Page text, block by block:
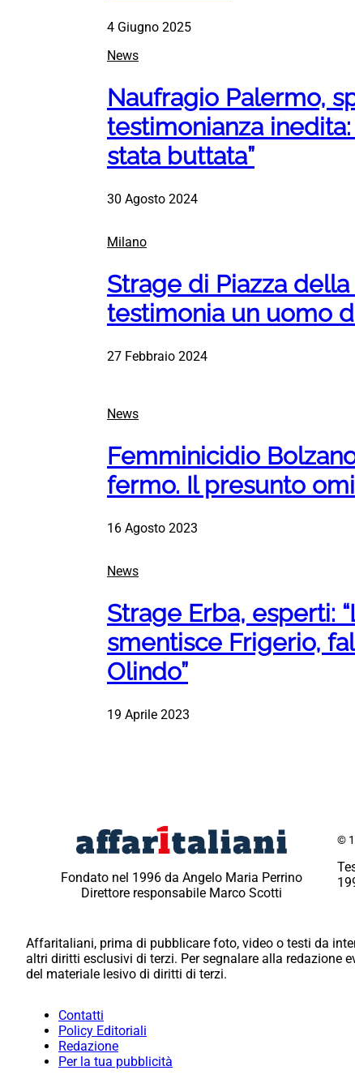
4 Giugno 2025
News
Naufragio Palermo,
testimonianza inedita:
stata buttata”
30 Agosto 2024
Milano
Strage di Piazza
testimonia un uomo
27 Febbraio 2024
News
Femminicidio
fermo. Il presunto
16 Agosto 2023
News
Strage Erba, esperti:
smentisce Frigerio,
Olindo”
19 Aprile 2023
Fondato nel 1996 da Angelo Maria Perrino
Direttore responsabile Marco Scotti
©
Affaritaliani, prima di pubblicare foto, video o testi da
altri diritti esclusivi di terzi. Per segnalare alla redazione
del materiale lesivo di diritti di terzi.
Contatti
Policy Editoriali
Redazione
Per la tua pubblicità